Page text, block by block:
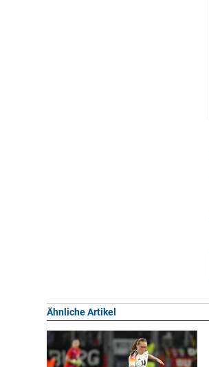
Ähnliche Artikel